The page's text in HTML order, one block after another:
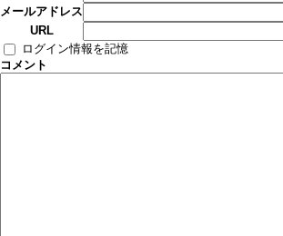
メールアドレス
URL
ログイン情報を記憶
コメント